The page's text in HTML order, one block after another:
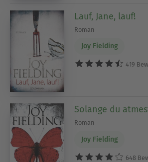
Sag, dass du mich liebst
Lauf, Jane, lauf!
Roman
Joy Fielding
419
Solange du
Roman
Joy Fielding
648